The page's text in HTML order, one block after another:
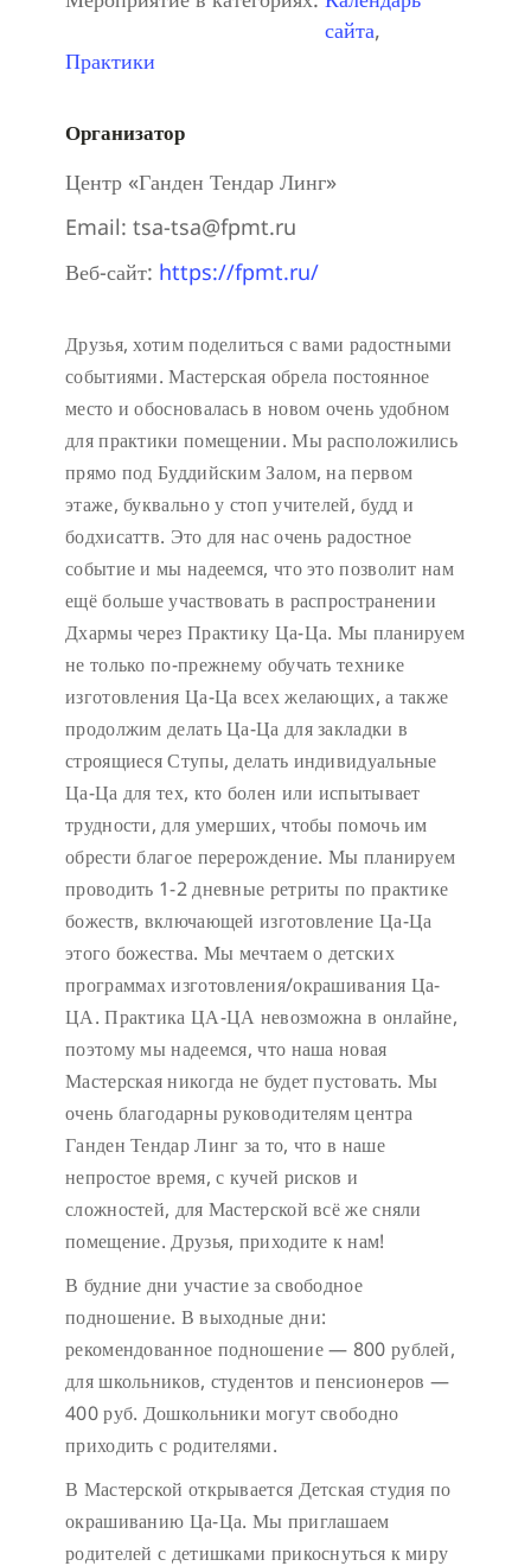
сайта,
Практики
Организатор
Центр «Ганден Тендар Линг»
Email: tsa-tsa@fpmt.ru
Веб-сайт: https://fpmt.ru/
Друзья, хотим поделиться с вами радостными
событиями. Мастерская обрела постоянное
место и обосновалась в новом очень удобном
для практики помещении. Мы расположились
прямо под Буддийским Залом, на первом
этаже, буквально у стоп учителей, будд и
бодхисаттв. Это для нас очень радостное
событие и мы надеемся, что это позволит нам
ещё больше участвовать в распространении
Дхармы через Практику Ца-Ца. Мы планируем
не только по-прежнему обучать технике
изготовления Ца-Ца всех желающих, а также
продолжим делать Ца-Ца для закладки в
строящиеся Ступы, делать индивидуальные
Ца-Ца для тех, кто болен или испытывает
трудности, для умерших, чтобы помочь им
обрести благое перерождение. Мы планируем
проводить 1-2 дневные ретриты по практике
божеств, включающей изготовление Ца-Ца
этого божества. Мы мечтаем о детских
программах изготовления/окрашивания Ца-
ЦА. Практика ЦА-ЦА невозможна в онлайне,
поэтому мы надеемся, что наша новая
Мастерская никогда не будет пустовать. Мы
очень благодарны руководителям центра
Ганден Тендар Линг за то, что в наше
непростое время, с кучей рисков и
сложностей, для Мастерской всё же сняли
помещение. Друзья, приходите к нам!
В будние дни участие за свободное
подношение. В выходные дни:
рекомендованное подношение — 800 рублей,
для школьников, студентов и пенсионеров —
400 руб. Дошкольники могут свободно
приходить с родителями.
В Мастерской открывается Детская студия по
окрашиванию Ца-Ца. Мы приглашаем
родителей с детишками прикоснуться к миру